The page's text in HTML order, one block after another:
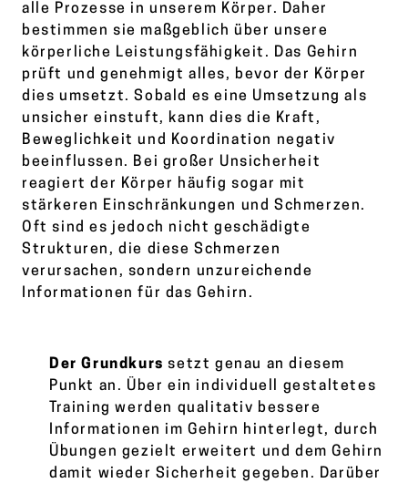
alle Prozesse in unserem Körper. Daher
bestimmen sie maßgeblich über unsere
körperliche Leistungsfähigkeit. Das Gehirn
prüft und genehmigt alles, bevor der Körper
dies umsetzt. Sobald es eine Umsetzung als
unsicher einstuft, kann dies die Kraft,
Beweglichkeit und Koordination negativ
beeinflussen. Bei großer Unsicherheit
reagiert der Körper häufig sogar mit
stärkeren Einschränkungen und Schmerzen.
Oft sind es jedoch nicht geschädigte
Strukturen, die diese Schmerzen
verursachen, sondern unzureichende
Informationen für das Gehirn.
Der Grundkurs setzt genau an diesem
Punkt an. Über ein individuell gestaltetes
Training werden qualitativ bessere
Informationen im Gehirn hinterlegt, durch
Übungen gezielt erweitert und dem Gehirn
damit wieder Sicherheit gegeben. Darüber